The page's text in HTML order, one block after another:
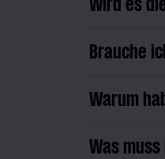
Wird es
Brauche
Warum
Was